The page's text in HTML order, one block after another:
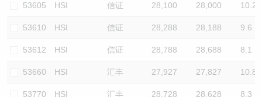
53605 HSI 信证 28,100 28,000 10.2
53610 HSI 信证 28,288 28,188 9.6
53612 HSI 信证 28,788 28,688 8.1
53660 HSI 汇丰 27,927 27,827 10.8
53770 HSI 汇丰 28,728 28,628 8.3